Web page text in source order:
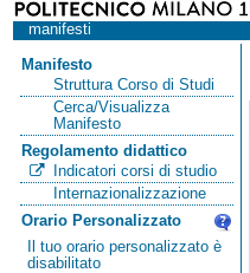
manifesti
Manifesto
Struttura Corso di Studi
Cerca/Visualizza
Manifesto
Regolamento didattico
Indicatori corsi di studio
Internazionalizzazione
Orario Personalizzato
Il tuo orario personalizzato è
disabilitato